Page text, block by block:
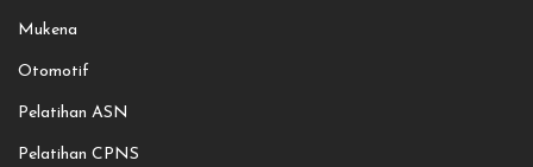
Mukena
Otomotif
Pelatihan ASN
Pelatihan CPNS